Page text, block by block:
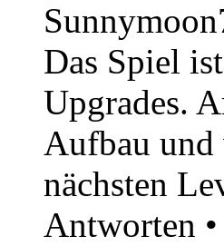
Das Spiel
Upgrades.
Aufbau
nächsten
Antworten •